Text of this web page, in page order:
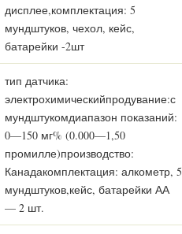
дисплее,комплектация: 5
мундштуков, чехол, кейс,
батарейки -2шт
тип датчика:
электрохимическийпродувание:с
мундштукомдиапазон показаний:
0—150 мг% (0.000—1,50
промилле)производство:
Канадакомплектация: алкометр, 5
мундштуков,кейс, батарейки АА
— 2 шт.